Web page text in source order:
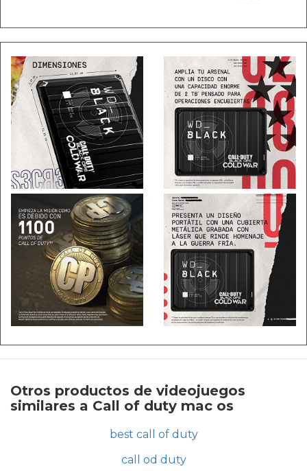
Otros productos de videojuegos
similares a Call of duty mac os
best call of duty
call od duty